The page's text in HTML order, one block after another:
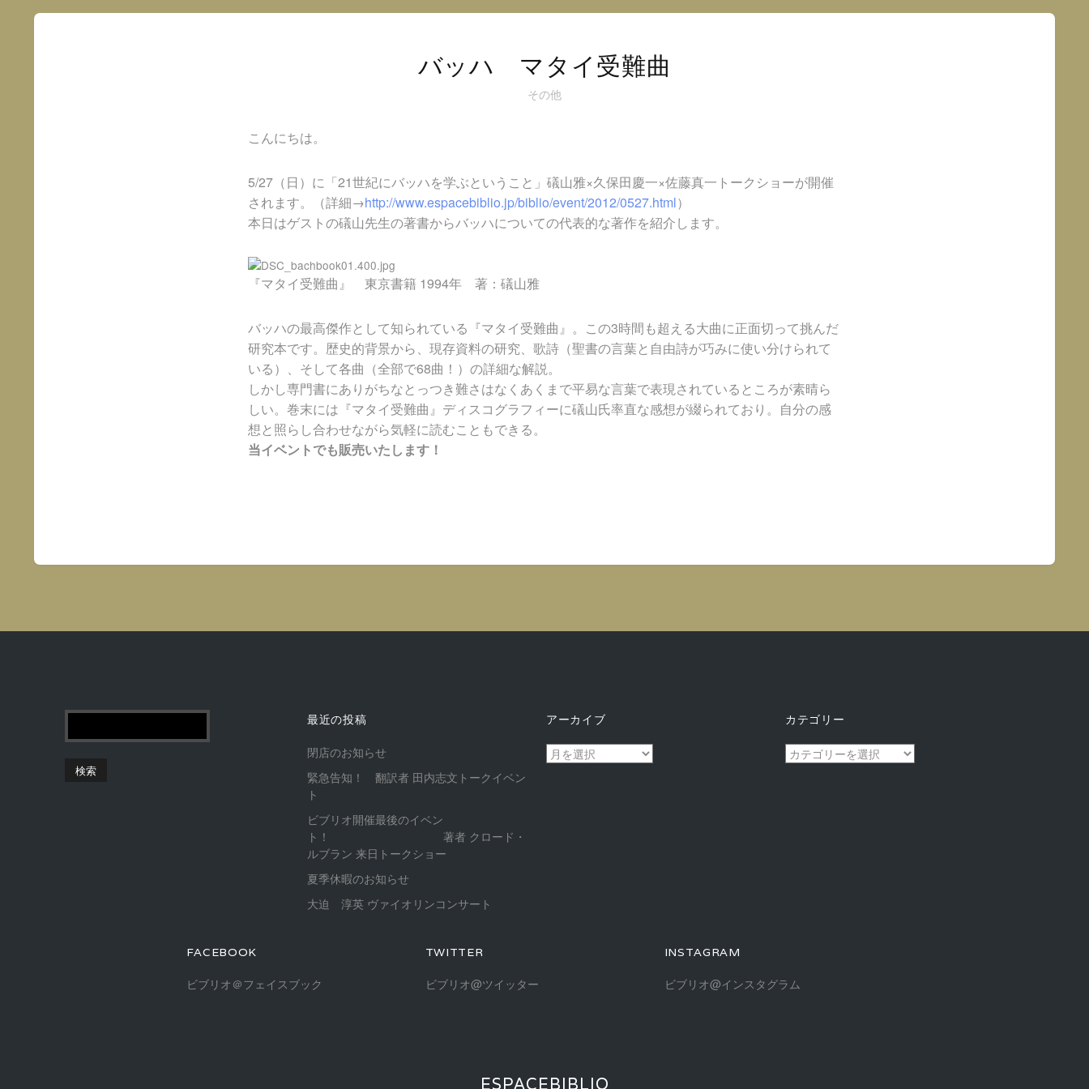
ン
ス
タ
バッハ マタイ受難曲
その他
こんにちは。
5/27（日）に「21世紀にバッハを学ぶということ」礒山雅×久保田慶一×佐藤真一トークショーが開催
されます。（詳細→http://www.espacebiblio.jp/biblio/event/2012/0527.html）
本日はゲストの礒山先生の著書からバッハについての代表的な著作を紹介します。
『マタイ受難曲』 東京書籍 1994年 著：礒山雅
バッハの最高傑作として知られている『マタイ受難曲』。この3時間も超える大曲に正面切って挑んだ
研究本です。歴史的背景から、現存資料の研究、歌詩（聖書の言葉と自由詩が巧みに使い分けられて
いる）、そして各曲（全部で68曲！）の詳細な解説。
しかし専門書にありがちなとっつき難さはなくあくまで平易な言葉で表現されているところが素晴ら
しい。巻末には『マタイ受難曲』ディスコグラフィーに礒山氏率直な感想が綴られており。自分の感
想と照らし合わせながら気軽に読むこともできる。
当イベントでも販売いたします！
最近の投稿
閉店のお知らせ
緊急告知！ 翻訳者 田内志文トークイベン
ト
ビブリオ開催最後のイベン
ト！ 著者 クロード・
ルブラン 来日トークショー
夏季休暇のお知らせ
大迫 淳英 ヴァイオリンコンサート
アーカイブ
ア
ー
カテゴリー
カ
テ
FACEBOOK
ビブリオ＠フェイスブック
TWITTER
ビブリオ@ツイッター
INSTAGRAM
ビブリオ@インスタグラム
ESPACEBIBLIO